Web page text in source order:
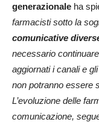
generazionale ha
farmacisti sotto la
comunicative
necessario
aggiornati i canali e
non potranno essere
L’evoluzione delle
comunicazione,